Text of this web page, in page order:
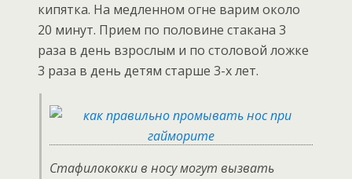
кипятка. На медленном огне варим около
20 минут. Прием по половине стакана 3
раза в день взрослым и по столовой ложке
3 раза в день детям старше 3-х лет.
Стафилококки в носу могут вызвать